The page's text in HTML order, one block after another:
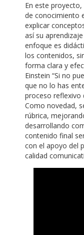
En este
de conocimiento
explicar
así su
enfoque es
los contenidos,
forma clara y
Einstein “Si no
que no lo has
proceso reflexivo
Como novedad,
rúbrica,
desarrollando
contenido final
con el apoyo del
calidad